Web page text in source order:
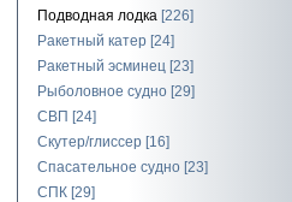
Подводная лодка [226]
Ракетный катер [24]
Ракетный эсминец [23]
Рыболовное судно [29]
СВП [24]
Скутер/глиссер [16]
Спасательное судно [23]
СПК [29]